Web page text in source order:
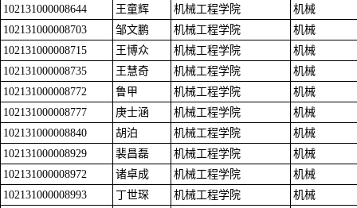
102131000008644
王童辉 机械工程学院
机械
102131000008703
邹文鹏 机械工程学院
机械
102131000008715
王博众 机械工程学院
机械
102131000008735
王慧奇 机械工程学院
机械
102131000008772
鲁甲 机械工程学院
机械
102131000008777
庚士涵 机械工程学院
机械
102131000008840
胡泊 机械工程学院
机械
102131000008929
裴昌磊 机械工程学院
机械
102131000008972
诸卓成 机械工程学院
机械
102131000008993
丁世琛 机械工程学院
机械